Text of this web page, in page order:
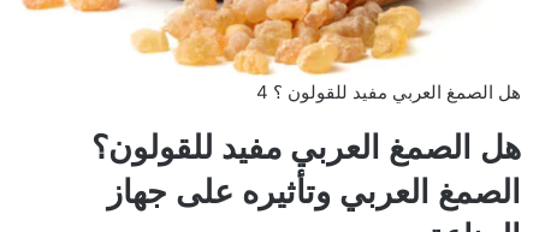
هل الصمغ العربي مفيد للقولون ؟ 4
هل الصمغ العربي مفيد للقولون؟
الصمغ العربي وتأثيره على جهاز